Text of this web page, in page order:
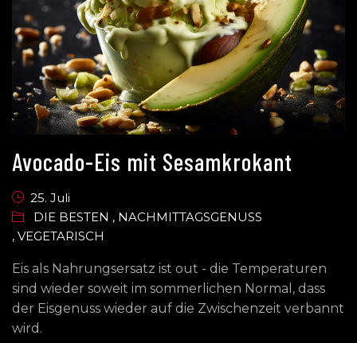
Avocado-Eis mit Sesamkrokant
25. Juli
DIE BESTEN , NACHMITTAGSGENUSS
, VEGETARISCH
Eis als Nahrungsersatz ist out - die Temperaturen
sind wieder soweit im sommerlichen Normal, dass
der Eisgenuss wieder auf die Zwischenzeit verbannt
wird.